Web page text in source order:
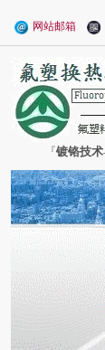
『镀铬技术
网站邮箱